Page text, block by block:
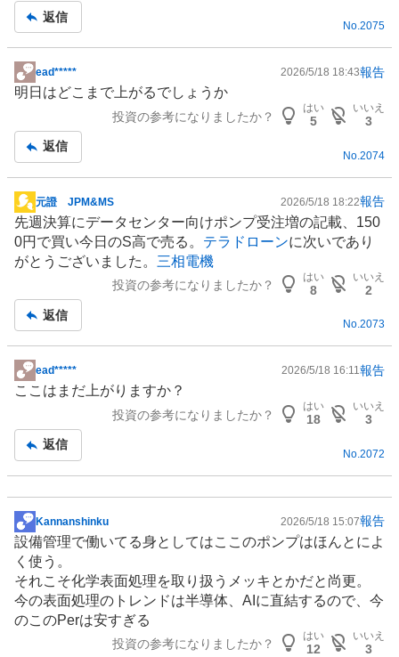
事
返信
No.2075
掲
示
事
ead***** 2026/5/18 18:43報告
明日はどこまで上がるでしょうか
投資の参考になりましたか？
はい
5
いいえ
3
返信
No. 2074
掲
示
板
記
元證 JPM&MS 2026/5/18 18:22報告
先週決算にデータセンター向けポンプ受注増の記載、150
0円で買い今日のS高で売る。 テラドローンに次いであり
がとうございました。 三相電機
投資の参考になりましたか？
はい
8
いいえ
2
返信
No.2073
掲
示
事
ead***** 2026/5/18 16:11報告
ここはまだ上がりますか？
投資の参考になりましたか？
はい
18
いいえ
3
返信
No. 2072
掲
示
板
記
事
Kannanshinku 2026/5/18 15:07報告
設備管理で働いてる身としてはここのポンプはほんとによ
く使う。
それこそ化学表面処理を取り扱うメッキとかだと尚更。
今の表面処理のトレンドは半導体 、AIに直結するので、今
のこのPerは安すぎる
投資の参考になりましたか？
はい
12
いいえ
3